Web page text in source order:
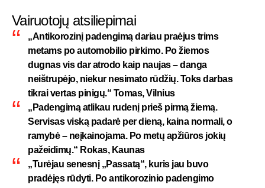
Vairuotojų atsiliepimai
„Antikorozinį padengimą dariau praėjus trims
metams po automobilio pirkimo. Po žiemos
dugnas vis dar atrodo kaip naujas – danga
neištrupėjo, niekur nesimato rūdžių. Toks darbas
tikrai vertas pinigų.“ Tomas, Vilnius
„Padengimą atlikau rudenį prieš pirmą žiemą.
Servisas viską padarė per dieną, kaina normali, o
ramybė – neįkainojama. Po metų apžiūros jokių
pažeidimų.“ Rokas, Kaunas
„Turėjau senesnį „Passatą“, kuris jau buvo
pradėjęs rūdyti. Po antikorozinio padengimo